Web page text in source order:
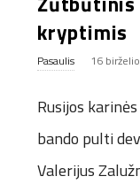
kryptimis
Pasaulis 16
Rusijos
bando pulti
Valerijus